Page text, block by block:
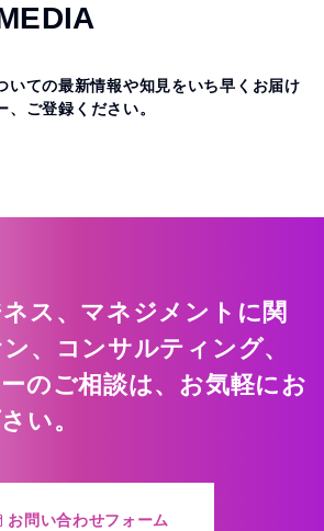
いての最新情報や知見をいち早くお届け
、ご登録ください。
ス、マネジメントに関
、コンサルティング、
のご相談は、お気軽にお
い。
お問い合わせフォーム